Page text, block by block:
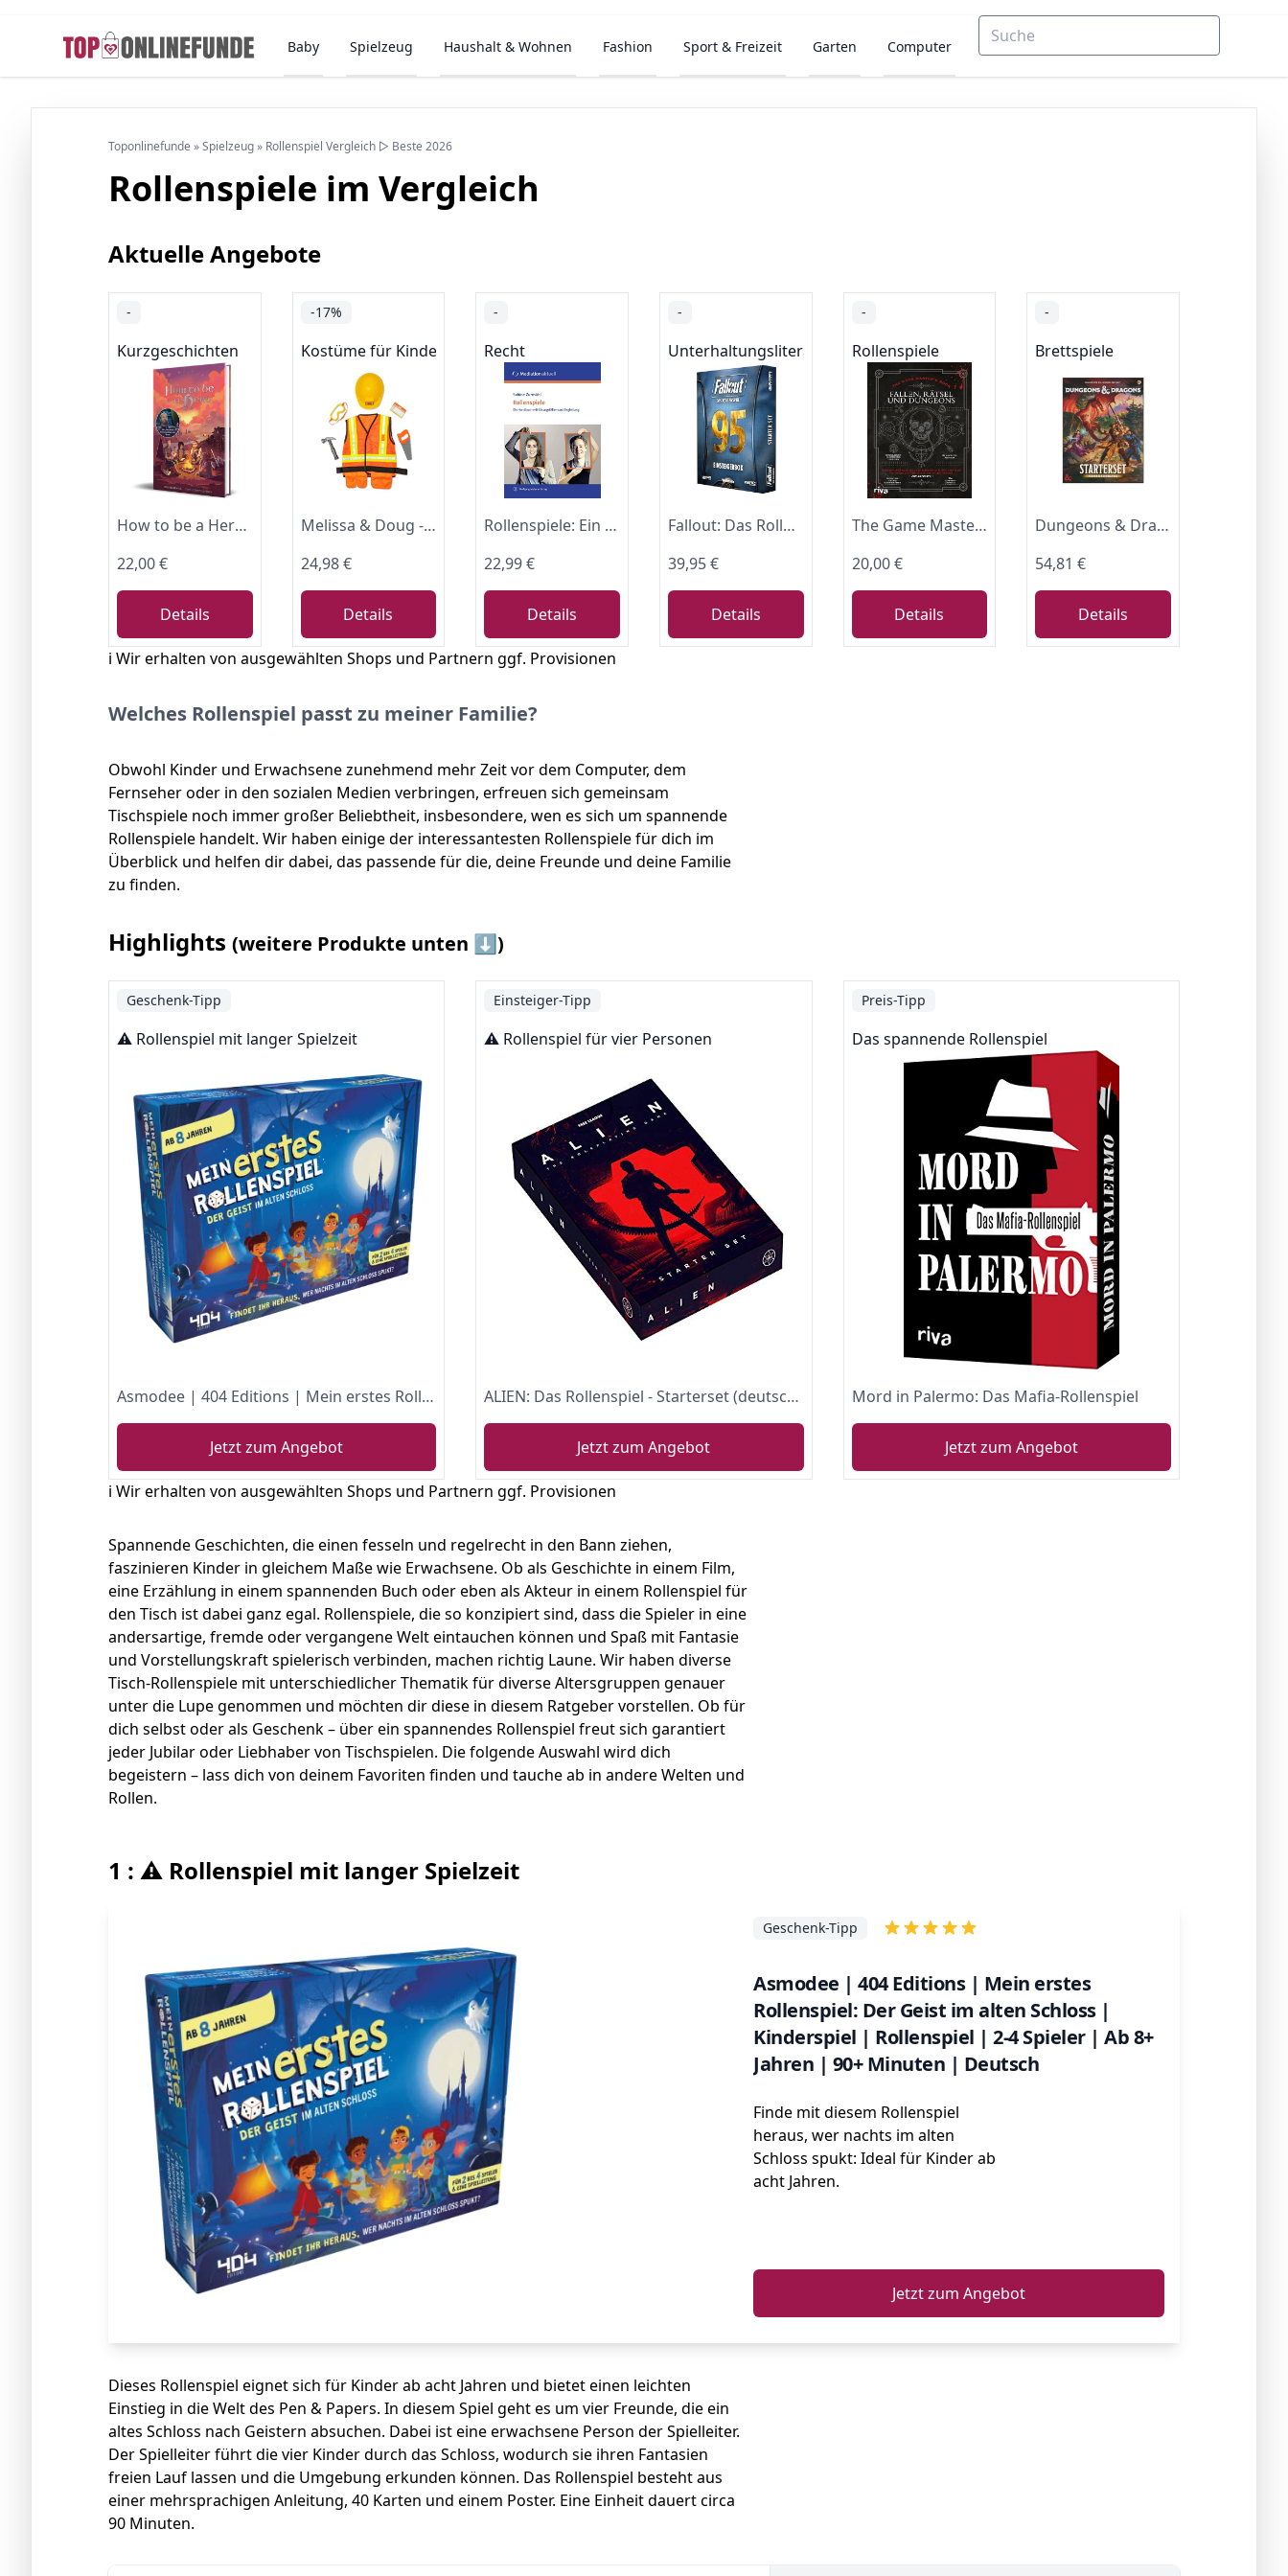
Baby Spielzeug Haushalt & Wohnen Fashion Sport & Freizeit Garten Computer
Toponlinefunde »Spielzeug» Rollenspiel Vergleich ▷ Beste 2026
Rollenspiele im Vergleich
Aktuelle Angebote
-
Kurzgeschichten
How to be a Hero: Das Regelwerk – Collector's Edition von DerHauge
22,00 €
Details
-17%
Kostüme für Kinder
Melissa & Doug - Bauarbeiter-Kostüm, 6-teilig, Für Rollenspiele, Für Kinder ab 3 Jahren
24,98 €
Details
-
Recht
Rollenspiele: Ein Handbuch mit Übungsfällen und Begleitung
22,99 €
Details
-
Unterhaltungsliteratur
Fallout: Das Rollenspiel - Starter Set
39,95 €
Details
-
Rollenspiele
The Game Master’s Book: Fallen, Rätsel und Dungeons: Erschaffe unzählige neue und aufregende 5e-RPG-Abenteuer und bringe die Spielcharaktere an ihre Grenzen. Must-have für alle Fans
20,00 €
Details
-
Brettspiele
Dungeons & Dragons Starter Set: Helden der Grenzlande | D&D Fantasy-Abenteuerspiel für 3–5 Spieler (Deutsche Version)
54,81 €
Details
ℹ️ Wir erhalten von ausgewählten Shops und Partnern ggf. Provisionen
Welches Rollenspiel passt zu meiner Familie?
Obwohl Kinder und Erwachsene zunehmend mehr Zeit vor dem Computer, dem
Fernseher oder in den sozialen Medien verbringen, erfreuen sich gemeinsam
Tischspiele noch immer großer Beliebtheit, insbesondere, wen es sich um spannende
Rollenspiele handelt. Wir haben einige der interessantesten Rollenspiele für dich im
Überblick und helfen dir dabei, das passende für die, deine Freunde und deine Familie
zu finden.
Highlights (weitere Produkte unten ⬇️)
Geschenk-Tipp
⚠️ Rollenspiel mit langer Spielzeit
Asmodee | 404 Editions | Mein erstes Rollenspiel: Der Geist im alten Schloss | Kinderspiel | Rollenspiel | 2-4 Spieler | Ab 8+ Jahren | 90+ Minuten | Deutsch
Jetzt zum Angebot
Einsteiger-Tipp
⚠️ Rollenspiel für vier Personen
ALIEN: Das Rollenspiel - Starterset (deutsche Ausgabe)
Jetzt zum Angebot
Preis-Tipp
Das spannende Rollenspiel
Mord in Palermo: Das Mafia-Rollenspiel
Jetzt zum Angebot
ℹ️ Wir erhalten von ausgewählten Shops und Partnern ggf. Provisionen
Spannende Geschichten, die einen fesseln und regelrecht in den Bann ziehen,
faszinieren Kinder in gleichem Maße wie Erwachsene. Ob als Geschichte in einem Film,
eine Erzählung in einem spannenden Buch oder eben als Akteur in einem Rollenspiel für
den Tisch ist dabei ganz egal. Rollenspiele, die so konzipiert sind, dass die Spieler in eine
andersartige, fremde oder vergangene Welt eintauchen können und Spaß mit Fantasie
und Vorstellungskraft spielerisch verbinden, machen richtig Laune. Wir haben diverse
Tisch-Rollenspiele mit unterschiedlicher Thematik für diverse Altersgruppen genauer
unter die Lupe genommen und möchten dir diese in diesem Ratgeber vorstellen. Ob für
dich selbst oder als Geschenk – über ein spannendes Rollenspiel freut sich garantiert
jeder Jubilar oder Liebhaber von Tischspielen. Die folgende Auswahl wird dich
begeistern – lass dich von deinem Favoriten finden und tauche ab in andere Welten und
Rollen.
1 : ⚠️ Rollenspiel mit langer Spielzeit
Asmodee | 404 Editions | Mein erstes
Rollenspiel: Der Geist im alten Schloss |
Kinderspiel | Rollenspiel | 2-4 Spieler | Ab 8+
Jahren | 90+ Minuten | Deutsch
Geschenk-Tipp
Finde mit diesem Rollenspiel
heraus, wer nachts im alten
Schloss spukt: Ideal für Kinder ab
acht Jahren.
Jetzt zum Angebot
Dieses Rollenspiel eignet sich für Kinder ab acht Jahren und bietet einen leichten
Einstieg in die Welt des Pen & Papers. In diesem Spiel geht es um vier Freunde, die ein
altes Schloss nach Geistern absuchen. Dabei ist eine erwachsene Person der Spielleiter.
Der Spielleiter führt die vier Kinder durch das Schloss, wodurch sie ihren Fantasien
freien Lauf lassen und die Umgebung erkunden können. Das Rollenspiel besteht aus
einer mehrsprachigen Anleitung, 40 Karten und einem Poster. Eine Einheit dauert circa
90 Minuten.